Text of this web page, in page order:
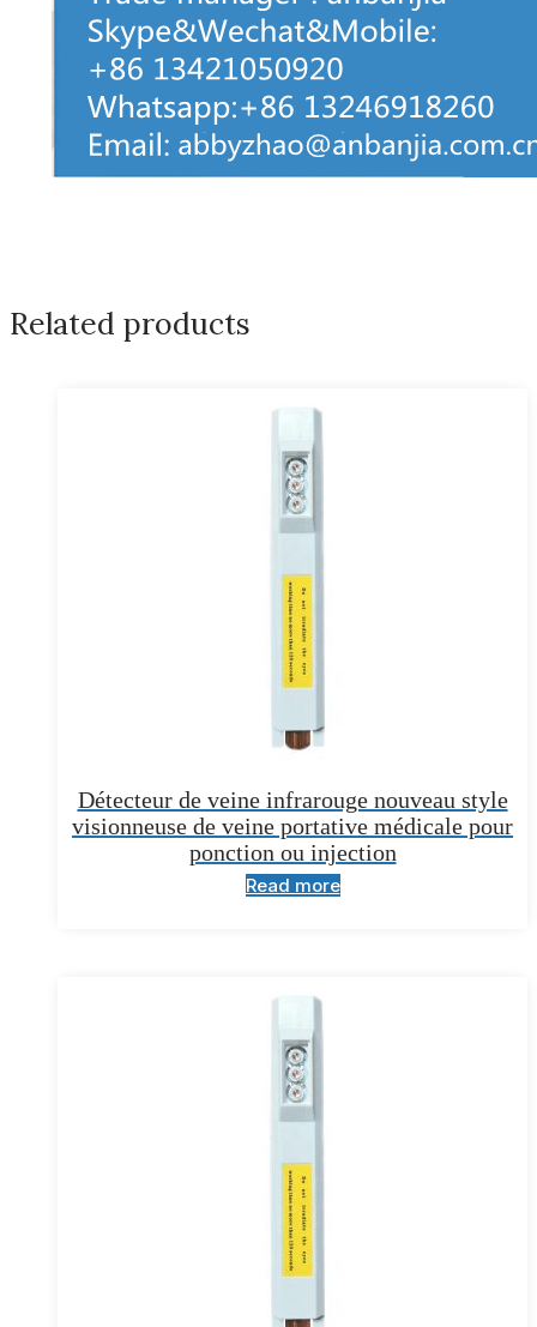
Related products
Détecteur de veine infrarouge nouveau style
visionneuse de veine portative médicale pour
ponction ou injection
Read more